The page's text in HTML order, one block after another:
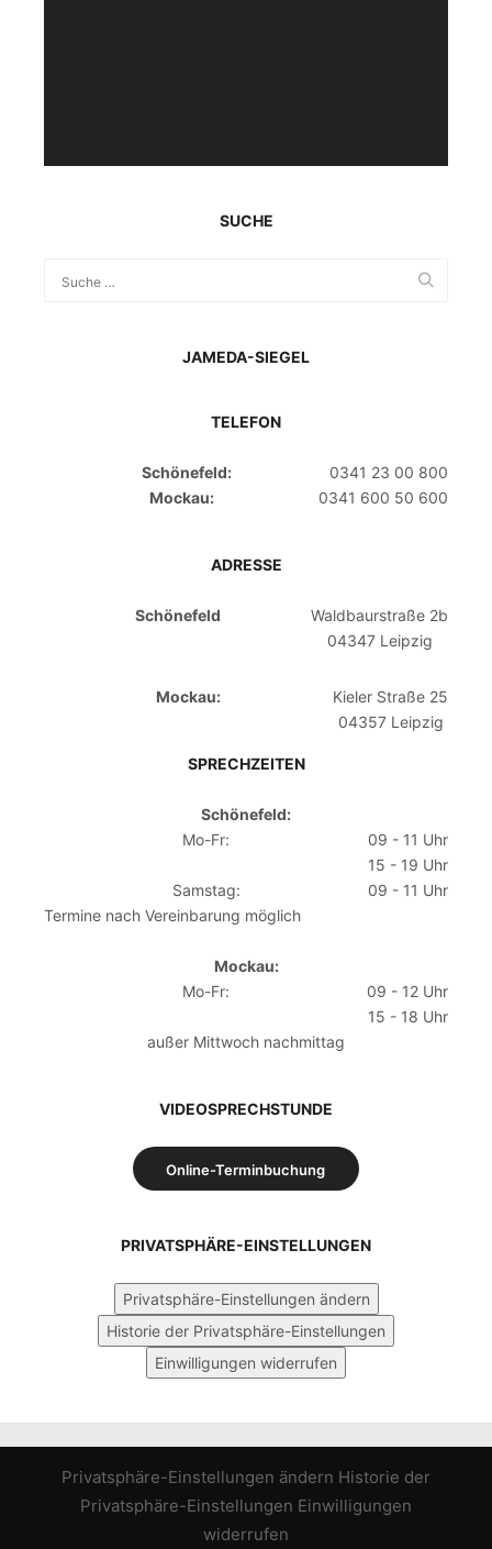
SUCHE
JAMEDA-SIEGEL
TELEFON
Schönefeld:
0341 23 00 800
Mockau:
0341 600 50 600
ADRESSE
Schönefeld
Waldbaurstraße 2b
04347 Leipzig
Mockau:
Kieler Straße 25
04357 Leipzig
SPRECHZEITEN
Schönefeld:
Mo-Fr:
09 - 11 Uhr
15 - 19 Uhr
Samstag:
09 - 11 Uhr
Termine nach Vereinbarung möglich
Mockau:
Mo-Fr:
09 - 12 Uhr
15 - 18 Uhr
außer Mittwoch nachmittag
VIDEOSPRECHSTUNDE
Online-Terminbuchung
PRIVATSPHÄRE-EINSTELLUNGEN
Privatsphäre-Einstellungen ändern
Historie der Privatsphäre-Einstellungen
Einwilligungen widerrufen
Privatsphäre-Einstellungen ändern Historie der
Privatsphäre-Einstellungen Einwilligungen
widerrufen